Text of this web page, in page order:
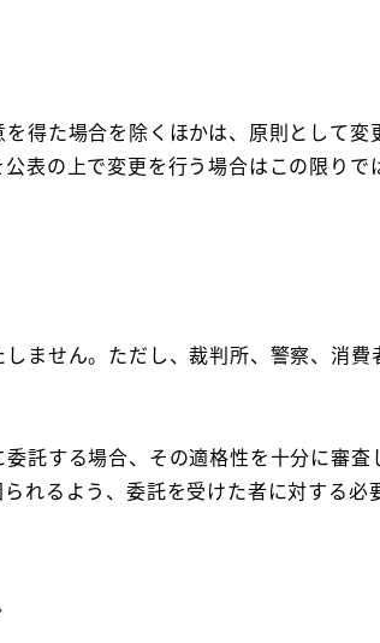
得た場合を除くほかは、原則として
表の上で変更を行う場合はこの限りで
ません。ただし、裁判所、警察、消
託する場合、その適格性を十分に審
れるよう、委託を受けた者に対する必